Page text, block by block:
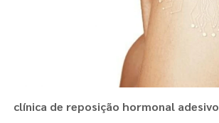
clínica de reposição hormonal adesivo